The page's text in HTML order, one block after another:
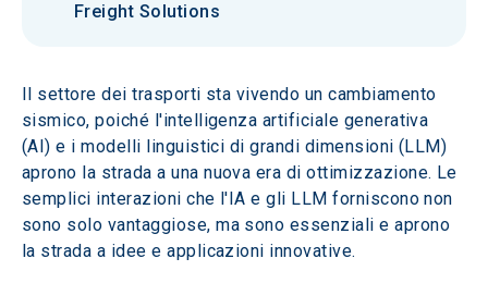
Freight Solutions
Il settore dei trasporti sta vivendo un cambiamento
sismico, poiché l'intelligenza artificiale generativa
(AI) e i modelli linguistici di grandi dimensioni (LLM)
aprono la strada a una nuova era di ottimizzazione. Le
semplici interazioni che l'IA e gli LLM forniscono non
sono solo vantaggiose, ma sono essenziali e aprono
la strada a idee e applicazioni innovative.